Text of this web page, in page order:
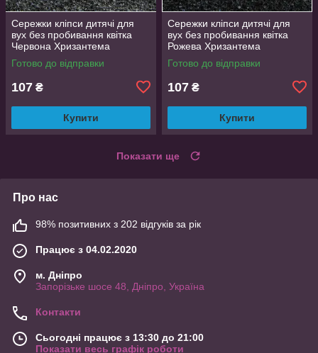
Сережки кліпси дитячі для
вух без пробивання квітка
Червона Хризантема
Готово до відправки
107 ₴
Купити
Сережки кліпси дитячі для
вух без пробивання квітка
Рожева Хризантема
Готово до відправки
107 ₴
Купити
Показати ще
Про нас
98% позитивних з 202 відгуків за рік
Працює з 04.02.2020
м. Дніпро
Запорізьке шосе 48, Дніпро, Україна
Контакти
Сьогодні працює з 13:30 до 21:00
Показати весь графік роботи